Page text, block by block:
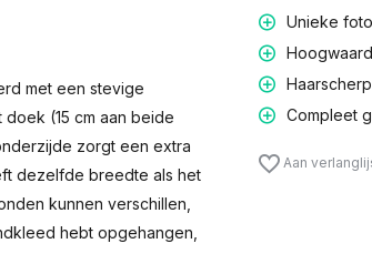
met een stevige
(15 cm aan beide
zorgt een extra
dezelfde breedte als het
kunnen verschillen,
hebt opgehangen,
Unieke
Compleet
Aan